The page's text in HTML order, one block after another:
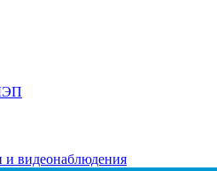
и видеонаблюдения